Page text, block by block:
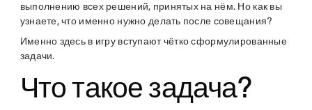
выполнению всех решений, принятых на нём. Но как вы
узнаете, что именно нужно делать после совещания?
Именно здесь в игру вступают чётко сформулированные
задачи.
Что такое задача?